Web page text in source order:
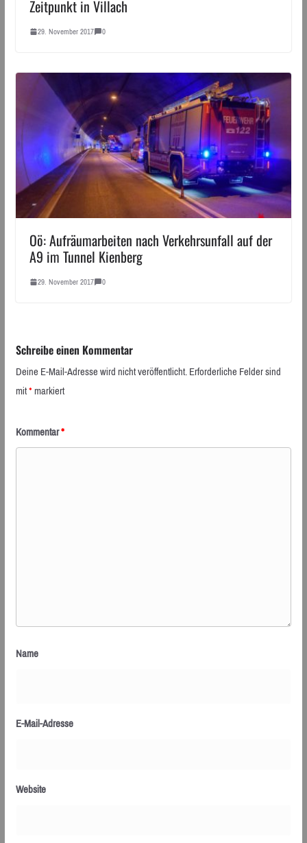
Zeitpunkt in Villach
29. November 2017 0
Oö: Aufräumarbeiten nach Verkehrsunfall auf der
A9 im Tunnel Kienberg
29. November 2017 0
Schreibe einen Kommentar
Deine E-Mail-Adresse wird nicht veröffentlicht.Erforderliche Felder sind
mit*markiert
Kommentar*
Name
E-Mail-Adresse
Website